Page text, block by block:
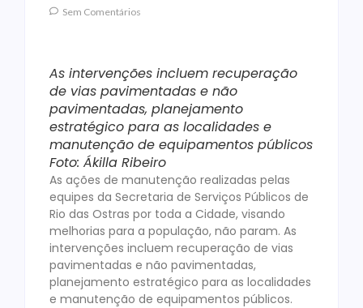
Sem Comentários
As intervenções incluem recuperação
de vias pavimentadas e não
pavimentadas, planejamento
estratégico para as localidades e
manutenção de equipamentos públicos
Foto: Ákilla Ribeiro
As ações de manutenção realizadas pelas
equipes da Secretaria de Serviços Públicos de
Rio das Ostras por toda a Cidade, visando
melhorias para a população, não param. As
intervenções incluem recuperação de vias
pavimentadas e não pavimentadas,
planejamento estratégico para as localidades
e manutenção de equipamentos públicos.